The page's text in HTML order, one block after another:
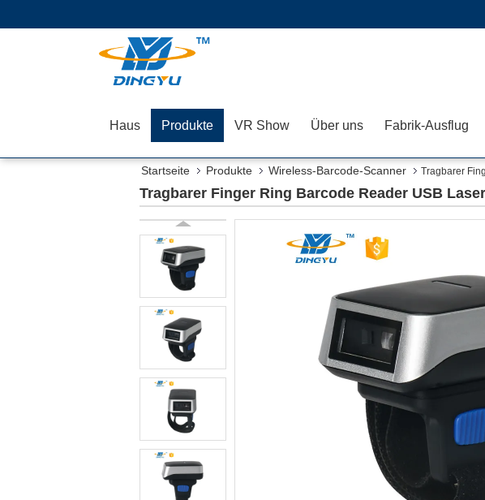
Haus Produkte VR Show Über uns Fabrik-Ausflug
Startseite Produkte Wireless-Barcode-Scanner Tragbarer
Tragbarer Finger Ring Barcode Reader USB